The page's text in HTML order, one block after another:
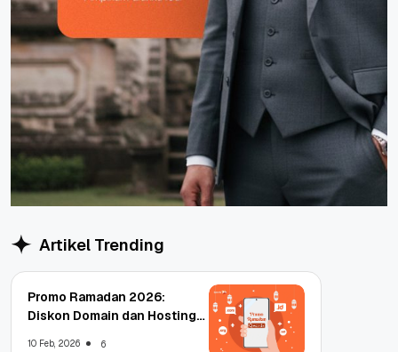
Artikel Trending
Promo Ramadan 2026:
Diskon Domain dan Hosting
10 Feb, 2026 6